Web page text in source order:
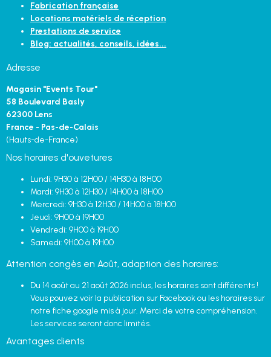
Fabrication française
Locations matériels de réception
Prestations de service
Blog: actualités, conseils, idées...
Adresse
Magasin "Events Tour"
58 Boulevard Basly
62300 Lens
France - Pas-de-Calais
(Hauts-de-France)
Nos horaires d'ouvetures
Lundi: 9H30 à 12H00 / 14H30 à 18H00
Mardi: 9H30 à 12H30 / 14H00 à 18H00
Mercredi: 9H30 à 12H30 / 14H00 à 18H00
Jeudi: 9H00 à 19H00
Vendredi: 9H00 à 19H00
Samedi: 9H00 à 19H00
Attention congès en Août, adaption des horaires:
Du 14 août au 21 août 2026 inclus, les horaires sont différents !
Vous pouvez voir la publication sur Facebook ou les horaires sur
notre fiche google mis à jour. Merci de votre compréhension.
Les services seront donc limités.
Avantages clients